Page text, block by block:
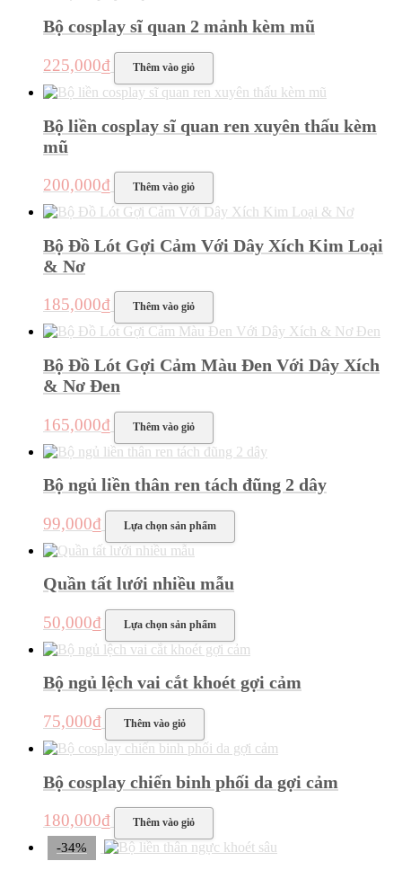
Bộ cosplay sĩ quan 2 mảnh kèm mũ
225,000₫ Thêm vào giỏ
Bộ liền cosplay sĩ quan ren xuyên thấu kèm
mũ
200,000₫ Thêm vào giỏ
Bộ Đồ Lót Gợi Cảm Với Dây Xích Kim Loại
& Nơ
185,000₫ Thêm vào giỏ
Bộ Đồ Lót Gợi Cảm Màu Đen Với Dây Xích
& Nơ Đen
165,000₫ Thêm vào giỏ
Bộ ngủ liền thân ren tách đũng 2 dây
99,000₫ Lựa chọn sản phẩm
Sản
thể.
tùy
có
thể
trên
trang
sản
phẩm
Quần tất lưới nhiều mẫu
50,000₫ Lựa chọn sản phẩm
Sản
này
nhiều
biến
tùy
có
thể
trên
trang
Bộ ngủ lệch vai cắt khoét gợi cảm
75,000₫ Thêm vào giỏ
Bộ cosplay chiến binh phối da gợi cảm
180,000₫ Thêm vào giỏ
-34%